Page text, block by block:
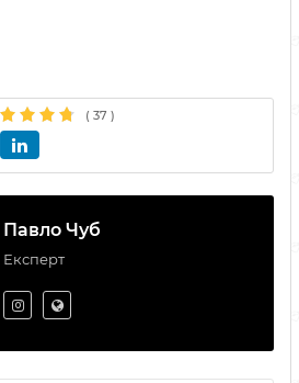
( 37 )
Павло Чуб
Експерт